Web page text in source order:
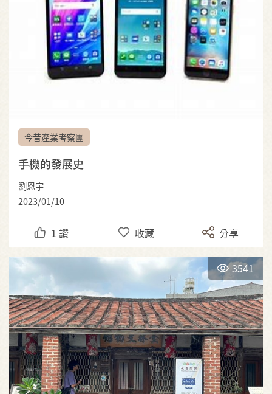
今昔產業考察團
手機的發展史
劉恩宇
2023/01/10
1 讚 收藏 分享
3541